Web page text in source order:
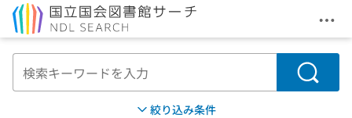
メ
検索
絞り込み条件